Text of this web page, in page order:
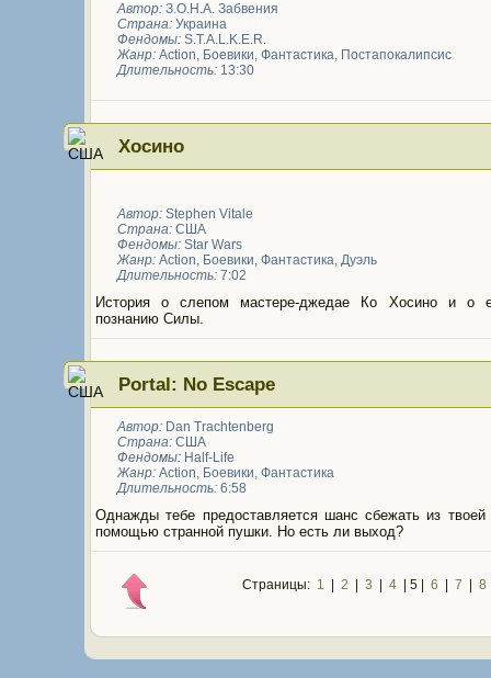
Автор: З.О.Н.А. Забвения
Страна: Украина
Фендомы: S.T.A.L.K.E.R.
Жанр: Action, Боевики, Фантастика, Постапокалипсис
Длительность: 13:30
Хосино
Автор: Stephen Vitale
Страна: США
Фендомы: Star Wars
Жанр: Action, Боевики, Фантастика, Дуэль
Длительность: 7:02
История о слепом мастере-джедае Ко Хосино и о
познанию Силы.
Portal: No Escape
Автор: Dan Trachtenberg
Страна: США
Фендомы: Half-Life
Жанр: Action, Боевики, Фантастика
Длительность: 6:58
Однажды тебе предоставляется шанс сбежать из
помощью странной пушки. Но есть ли выход?
Страницы: 1 2 3 4 | 5 | 6 7 8